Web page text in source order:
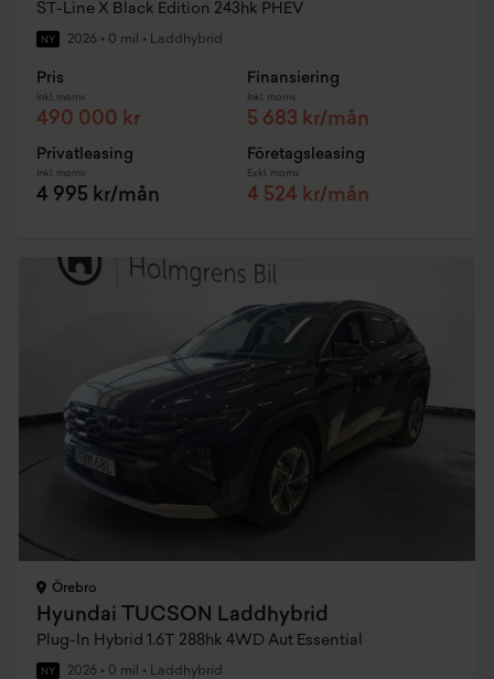
ST-Line X Black Edition 243hk PHEV
NY 2026 • 0 mil • Laddhybrid
Pris
Inkl. moms
490 000 kr
Finansiering
Inkl. moms
5 683 kr/mån
Privatleasing
Inkl. moms
4 995 kr/mån
Företagsleasing
Exkl. moms
4 524 kr/mån
Örebro
Hyundai TUCSON Laddhybrid
Plug-In Hybrid 1.6T 288hk 4WD Aut Essential
NY 2026 • 0 mil • Laddhybrid